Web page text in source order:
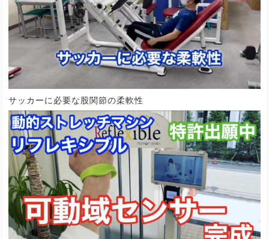
サッカーに必要な股関節の柔軟性